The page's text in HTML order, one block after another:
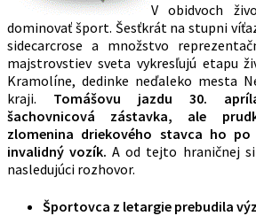
V obidvoch
dominovať šport. Šesťkrát na stupni
sidecarcrose a množstvo
majstrovstiev sveta vykresľujú etapu
Kramolíne, dedinke neďaleko mesta
kraji. Tomášovu jazdu 30.
šachovnicová zástavka, ale
zlomenina driekového stavca ho
invalidný vozík.A od tejto hraničnej
nasledujúci rozhovor.
Športovca z letargie prebudila